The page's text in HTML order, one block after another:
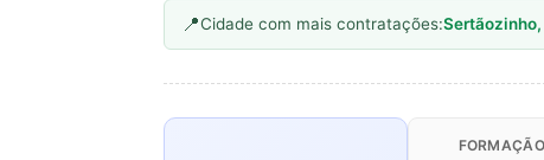
Cidade com mais contratações:Sertãozinho,